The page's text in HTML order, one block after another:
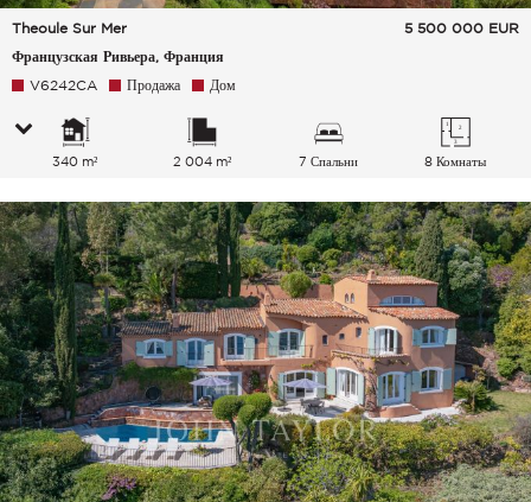
Theoule Sur Mer
Французская Ривьера, Франция
5 500 000 EUR
V6242CA Продажа Дом
340 m² 2 004 m² 7 Спальни 8 Комнаты